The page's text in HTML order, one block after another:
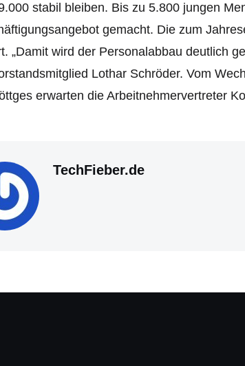
stabil bleiben. Bis zu 5.800 jungen
gemacht. Die zum
„Damit wird der Personalabbau deutlich
Lothar Schröder. Vom
erwarten die Arbeitnehmervertreter
TechFieber.de